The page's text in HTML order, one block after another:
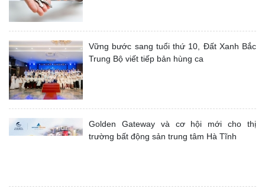
Vững bước sang tuổi thứ 10, Đất Xanh Bắc
Trung Bộ viết tiếp bản hùng ca
Golden Gateway và cơ hội mới cho thị
trường bất động sản trung tâm Hà Tĩnh